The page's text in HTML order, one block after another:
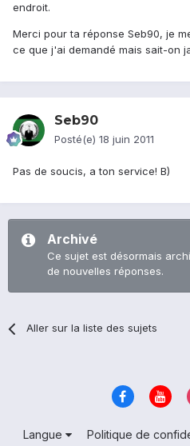
endroit.
Merci pour ta réponse Seb90, je
ce que j'ai demandé mais sait-on
Seb90
Posté(e) 18 juin 2011
Pas de soucis, a ton service! B)
Archivé
Ce sujet est désormais
de nouvelles réponses.
Aller sur la liste des sujets
Langue Politique de